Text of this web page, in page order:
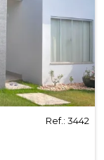
Ref.: 3442